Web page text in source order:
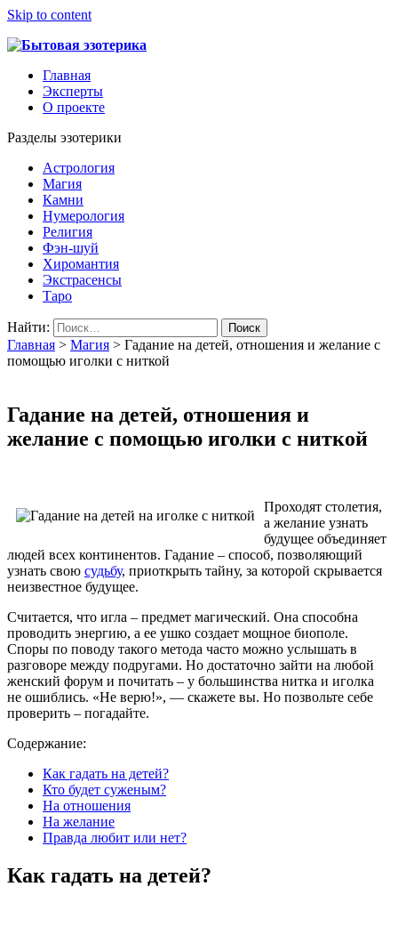
Skip to content
Главная
Эксперты
О проекте
Разделы эзотерики
Астрология
Магия
Камни
Нумерология
Религия
Фэн-шуй
Хиромантия
Экстрасенсы
Таро
Найти:
Главная > Магия > Гадание на детей, отношения и желание с
помощью иголки с ниткой
Гадание на детей, отношения и
желание с помощью иголки с ниткой
Проходят столетия,
а желание узнать
будущее объединяет
людей всех континентов. Гадание – способ, позволяющий
узнать свою судьбу, приоткрыть тайну, за которой скрывается
неизвестное будущее.
Считается, что игла – предмет магический. Она способна
проводить энергию, а ее ушко создает мощное биополе.
Споры по поводу такого метода часто можно услышать в
разговоре между подругами. Но достаточно зайти на любой
женский форум и почитать – у большинства нитка и иголка
не ошиблись. «Не верю!», — скажете вы. Но позвольте себе
проверить – погадайте.
Содержание:
Как гадать на детей?
Кто будет суженым?
На отношения
На желание
Правда любит или нет?
Как гадать на детей?